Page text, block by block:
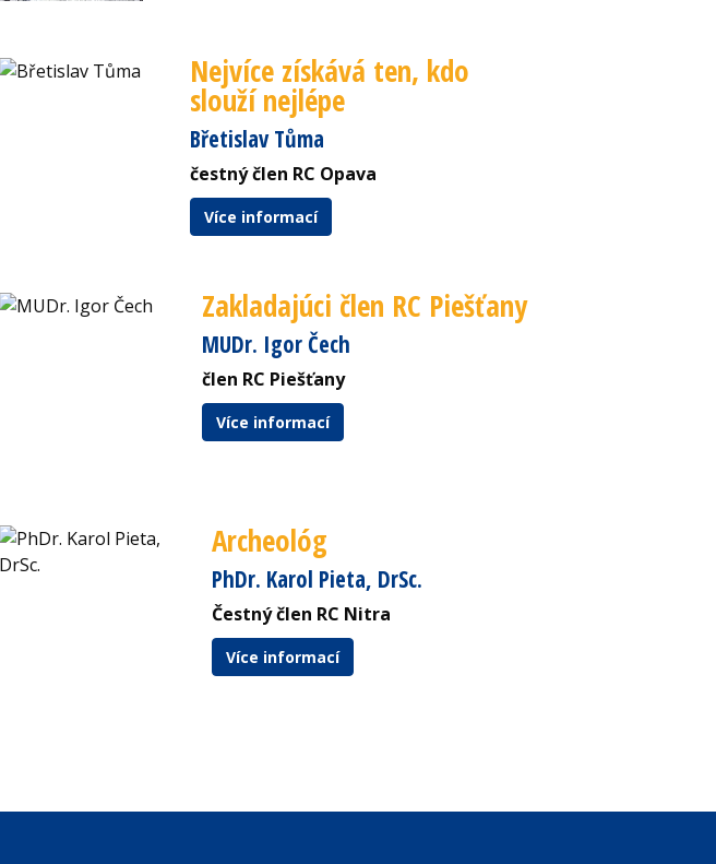
Nejvíce získává ten, kdo
slouží nejlépe
Břetislav Tůma
čestný člen RC Opava
Více informací
Zakladajúci člen RC Piešťany
MUDr. Igor Čech
člen RC Piešťany
Více informací
Archeológ
PhDr. Karol Pieta, DrSc.
Čestný člen RC Nitra
Více informací